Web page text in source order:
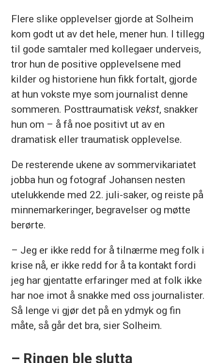
Flere slike opplevelser gjorde at Solheim
kom godt ut av det hele, mener hun. I tillegg
til gode samtaler med kollegaer underveis,
tror hun de positive opplevelsene med
kilder og historiene hun fikk fortalt, gjorde
at hun vokste mye som journalist denne
sommeren. Posttraumatisk vekst, snakker
hun om – å få noe positivt ut av en
dramatisk eller traumatisk opplevelse.
De resterende ukene av sommervikariatet
jobba hun og fotograf Johansen nesten
utelukkende med 22. juli-saker, og reiste på
minnemarkeringer, begravelser og møtte
berørte.
– Jeg er ikke redd for å tilnærme meg folk i
krise nå, er ikke redd for å ta kontakt fordi
jeg har gjentatte erfaringer med at folk ikke
har noe imot å snakke med oss journalister.
Så lenge vi gjør det på en ydmyk og fin
måte, så går det bra, sier Solheim.
– Ringen ble slutta